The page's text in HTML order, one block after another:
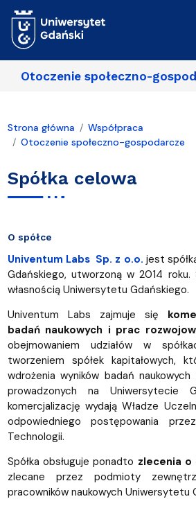
Otoczenie społeczno-
Strona główna
Współpraca
Otoczenie społeczno-gospodarcze
Spółka celowa
O spółce
Univentum Labs Sp. z o.o. jest
Gdańskiego, utworzoną w 2014 roku.
własnością Uniwersytetu Gdańskiego.
Univentum Labs zajmuje się
badań naukowych i prac
obejmowaniem udziałów w
tworzeniem spółek kapitałowych,
wdrożenia wyników badań
prowadzonych na Uniwersytecie
komercjalizację wydają Władze
odpowiedniego postępowania
Technologii.
Spółka obsługuje ponadto zlecenia
zlecane przez podmioty
pracowników naukowych Uniwersytetu